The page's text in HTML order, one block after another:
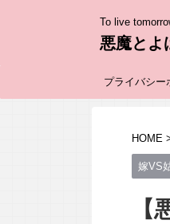
To live
悪魔とよ
プライバシー
HOME
嫁VS